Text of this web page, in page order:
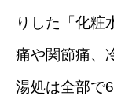
りした「化粧
痛や関節痛、
湯処は全部で